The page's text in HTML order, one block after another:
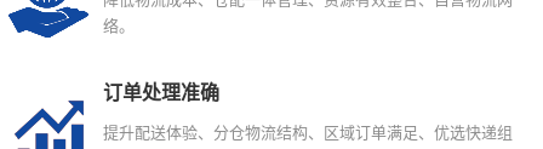
络。
订单处理准确
提升配送体验、分仓物流结构、区域订单满足、优选快递组